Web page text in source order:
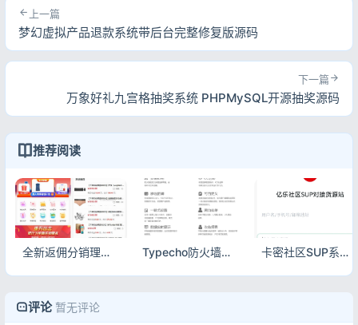
上一篇
梦幻虚拟产品退款系统带后台完整修复版源码
下一篇
万象好礼九宫格抽奖系统 PHPMySQL开源抽奖源码
推荐阅读
全新返佣分销理财商城源码 PHP+VUE全开源多级返利交易系统 Typecho防火墙插件WebFirewall 主动防御 网站安全防护插件 卡密社区SUP系统源码 总控+主站分销 多级发卡平台
评论 暂无评论